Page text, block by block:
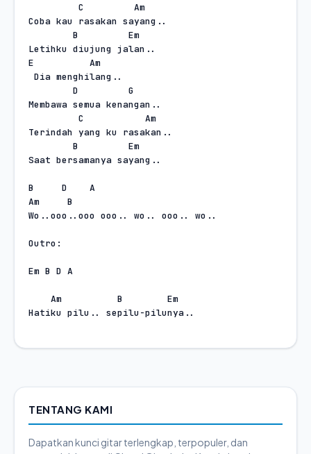
C
Am
Coba kau rasakan sayang..
B
Em
Letihku diujung jalan..
E
Am
Dia menghilang..
D
G
Membawa semua kenangan..
C
Am
Terindah yang ku rasakan..
B
Em
Saat bersamanya sayang..
B D
A
Am
B
Wo..ooo..ooo ooo.. wo.. ooo.. wo..
Outro:
Em B D A
Am B
Em
Hatiku pilu.. sepilu-pilunya..
TENTANG KAMI
Dapatkan kunci gitar terlengkap, terpopuler, dan